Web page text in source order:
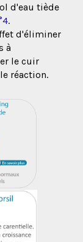
d'eau tiède
.
d'éliminer
à
le cuir
réaction.